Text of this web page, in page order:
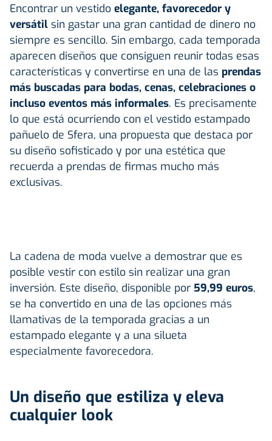
Encontrar un vestido elegante, favorecedor y
versátil sin gastar una gran cantidad de dinero no
siempre es sencillo. Sin embargo, cada temporada
aparecen diseños que consiguen reunir todas esas
características y convertirse en una de las prendas
más buscadas para bodas, cenas, celebraciones o
incluso eventos más informales. Es precisamente
lo que está ocurriendo con el vestido estampado
pañuelo de Sfera, una propuesta que destaca por
su diseño sofisticado y por una estética que
recuerda a prendas de firmas mucho más
exclusivas.
La cadena de moda vuelve a demostrar que es
posible vestir con estilo sin realizar una gran
inversión. Este diseño, disponible por 59,99 euros,
se ha convertido en una de las opciones más
llamativas de la temporada gracias a un
estampado elegante y a una silueta
especialmente favorecedora.
Un diseño que estiliza y eleva
cualquier look